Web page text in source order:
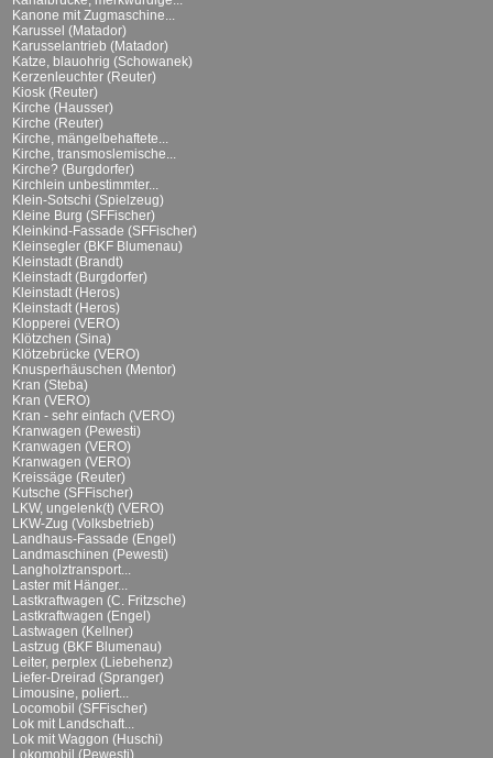
Kanone mit Zugmaschine...
Karussel (Matador)
Karusselantrieb (Matador)
Katze, blauohrig (Schowanek)
Kerzenleuchter (Reuter)
Kiosk (Reuter)
Kirche (Hausser)
Kirche (Reuter)
Kirche, mängelbehaftete...
Kirche, transmoslemische...
Kirche? (Burgdorfer)
Kirchlein unbestimmter...
Klein-Sotschi (Spielzeug)
Kleine Burg (SFFischer)
Kleinkind-Fassade (SFFischer)
Kleinsegler (BKF Blumenau)
Kleinstadt (Brandt)
Kleinstadt (Burgdorfer)
Kleinstadt (Heros)
Kleinstadt (Heros)
Klopperei (VERO)
Klötzchen (Sina)
Klötzebrücke (VERO)
Knusperhäuschen (Mentor)
Kran (Steba)
Kran (VERO)
Kran - sehr einfach (VERO)
Kranwagen (Pewesti)
Kranwagen (VERO)
Kranwagen (VERO)
Kreissäge (Reuter)
Kutsche (SFFischer)
LKW, ungelenk(t) (VERO)
LKW-Zug (Volksbetrieb)
Landhaus-Fassade (Engel)
Landmaschinen (Pewesti)
Langholztransport...
Laster mit Hänger...
Lastkraftwagen (C. Fritzsche)
Lastkraftwagen (Engel)
Lastwagen (Kellner)
Lastzug (BKF Blumenau)
Leiter, perplex (Liebehenz)
Liefer-Dreirad (Spranger)
Limousine, poliert...
Locomobil (SFFischer)
Lok mit Landschaft...
Lok mit Waggon (Huschi)
Lokomobil (Pewesti)